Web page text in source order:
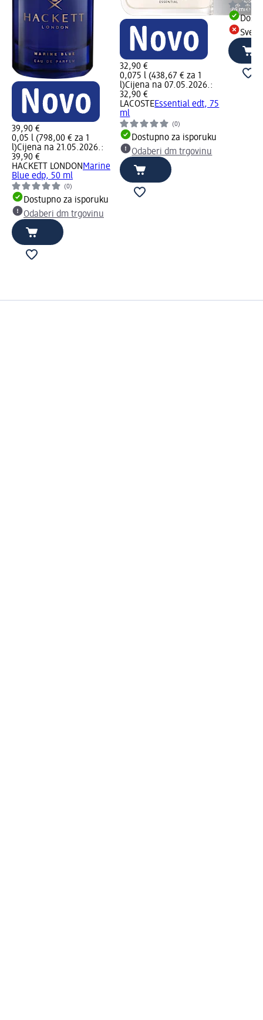
39,90 €
0,05 l (798,00 € za 1
l)Cijena na 21.05.2026.:
39,90 €
HACKETT LONDON Marine
Blue edp, 50 ml
(0)
Dostupno za isporuku
Odaberi dm trgovinu
32,90 €
0,075 l (438,67 € za 1
l)Cijena na 07.05.2026.:
32,90 €
LACOSTEEssential edt, 75
ml
(0)
Dostupno za isporuku
Odaberi dm trgovinu
Sve